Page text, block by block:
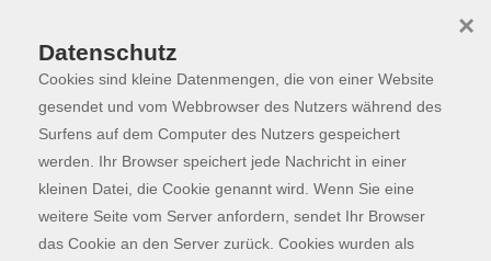
Skip to main content
Programm
Der Kurs konnte nicht gefunden werden.
Datenschutz
Cookies sind kleine Datenmengen, die von einer Website
gesendet und vom Webbrowser des Nutzers während des
Surfens auf dem Computer des Nutzers gespeichert
werden. Ihr Browser speichert jede Nachricht in einer
kleinen Datei, die Cookie genannt wird. Wenn Sie eine
weitere Seite vom Server anfordern, sendet Ihr Browser
das Cookie an den Server zurück. Cookies wurden als
×